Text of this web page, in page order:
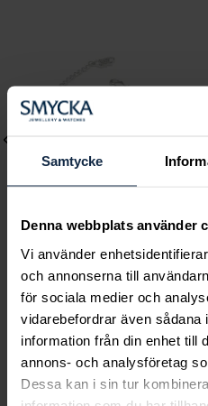
Samtycke
Denna webbplats använder
Vi använder
och annonserna till
för sociala medier och
vidarebefordrar även sådana
information från din enhet till
annons- och analysföretag
Dessa kan i sin tur
Emily pearl bracelet -
Ivory
Pris:349 kr
349 kr